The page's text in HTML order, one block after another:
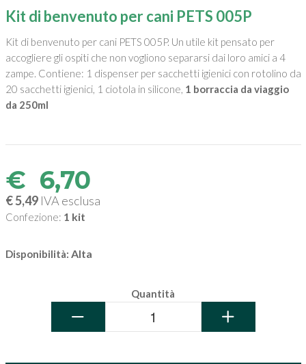
Kit di benvenuto per cani PETS 005P
Kit di benvenuto per cani PETS 005P. Un utile kit pensato per
accogliere gli ospiti che non vogliono separarsi dai loro amici a 4
zampe. Contiene: 1 dispenser per sacchetti igienici con rotolino da
20 sacchetti igienici, 1 ciotola in silicone, 1 borraccia da viaggio
da 250ml
€ 6,70
€ 5,49IVA esclusa
Confezione: 1 kit
Disponibilità: Alta
Quantità